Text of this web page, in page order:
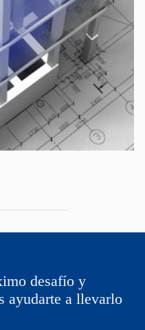
desafío y
ayudarte a llevarlo